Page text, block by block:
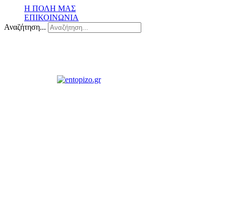
Η ΠΟΛΗ ΜΑΣ
ΕΠΙΚΟΙΝΩΝΙΑ
Αναζήτηση...